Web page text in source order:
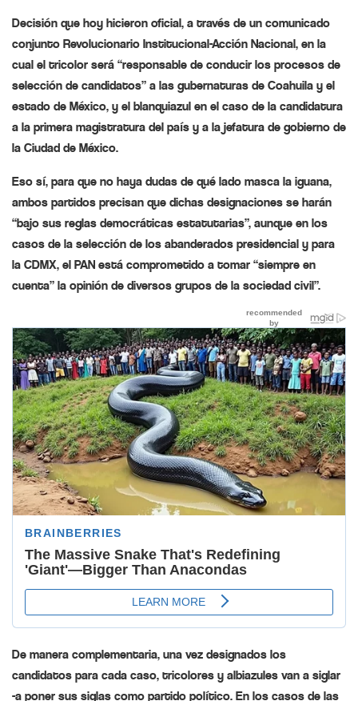
Decisión que hoy hicieron oficial, a través de un comunicado
conjunto Revolucionario Institucional-Acción Nacional, en la
cual el tricolor será “responsable de conducir los procesos de
selección de candidatos” a las gubernaturas de Coahuila y el
estado de México, y el blanquiazul en el caso de la candidatura
a la primera magistratura del país y a la jefatura de gobierno de
la Ciudad de México.
Eso sí, para que no haya dudas de qué lado masca la iguana,
ambos partidos precisan que dichas designaciones se harán
“bajo sus reglas democráticas estatutarias”, aunque en los
casos de la selección de los abanderados presidencial y para
la CDMX, el PAN está comprometido a tomar “siempre en
cuenta” la opinión de diversos grupos de la sociedad civil”.
De manera complementaria, una vez designados los
candidatos para cada caso, tricolores y albiazules van a siglar
-a poner sus siglas como partido político. En los casos de las